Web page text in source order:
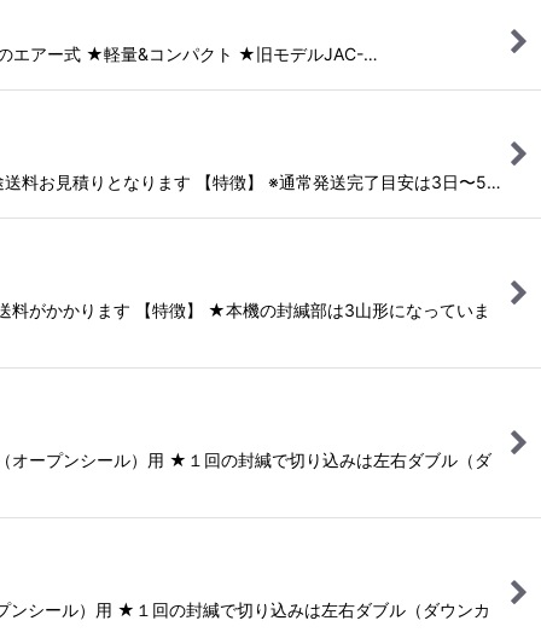
エアー式 ★軽量&コンパクト ★旧モデルJAC-…
料お見積りとなります 【特徴】 ※通常発送完了目安は3日〜5…
がかかります 【特徴】 ★本機の封緘部は3山形になっていま
ープンシール）用 ★１回の封緘で切り込みは左右ダブル（ダ
シール）用 ★１回の封緘で切り込みは左右ダブル（ダウンカ